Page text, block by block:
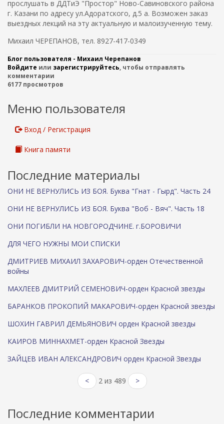
прослушать в ДДТиЭ "Простор" Ново-Савиновского района
г. Казани по адресу ул.Адоратского, д.5 а. Возможен заказ
выездных лекций на эту актуальную и малоизученную тему.
Михаил ЧЕРЕПАНОВ, тел. 8927-417-0349
Блог пользователя - Михаил Черепанов
Войдите или зарегистрируйтесь, чтобы отправлять
комментарии
6177 просмотров
Меню пользователя
Вход / Регистрация
Книга памяти
Последние материалы
ОНИ НЕ ВЕРНУЛИСЬ ИЗ БОЯ. Буква "Гнат - Гырд". Часть 24
ОНИ НЕ ВЕРНУЛИСЬ ИЗ БОЯ. Буква "Воб - Вяч". Часть 18
ОНИ ПОГИБЛИ НА НОВГОРОДЧИНЕ. г.БОРОВИЧИ
ДЛЯ ЧЕГО НУЖНЫ МОИ СПИСКИ
ДМИТРИЕВ МИХАИЛ ЗАХАРОВИЧ-орден Отечественной
войны
МАХЛЕЕВ ДМИТРИЙ СЕМЕНОВИЧ-орден Красной звезды
БАРАНКОВ ПРОКОПИЙ МАКАРОВИЧ-орден Красной звезды
ШОХИН ГАВРИЛ ДЕМЬЯНОВИЧ орден Красной звезды
КАИРОВ МИННАХМЕТ-орден Красной Звезды
ЗАЙЦЕВ ИВАН АЛЕКСАНДРОВИЧ орден Красной Звезды
< 2 из 489 >
Последние комментарии